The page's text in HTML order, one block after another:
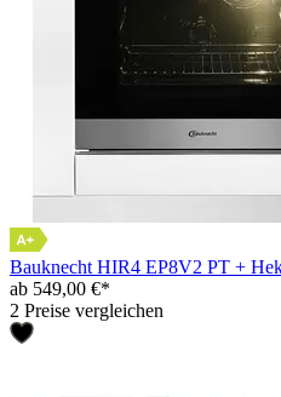
Bauknecht HIR4 EP8V2 PT +
ab 549,00 €*
2 Preise vergleichen